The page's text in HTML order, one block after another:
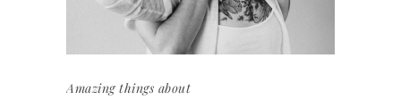
Amazing things about